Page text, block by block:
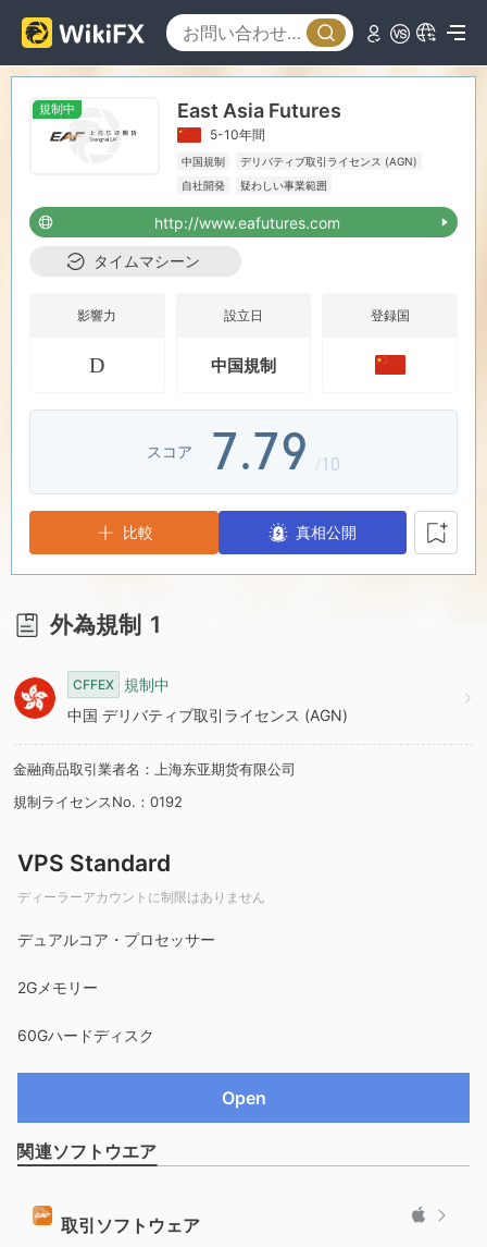
規制中 East Asia Futures
5-10年間
中国規制
デリバティブ取引ライセンス (AGN)
自社開発
疑わしい事業範囲
http://www.eafutures.com
タイムマシーン
影響力
D
設立日
中国規制
登録国
スコア
1
2
3
5
6
7
8
9
.
1
2
3
5
6
7
8
9
3
4
5
9 /10
比較 真相公開
外為規制 1
CFFEX
規制中
中国 デリバティブ取引ライセンス (AGN)
金融商品取引業者名：上海东亚期货有限公司
規制ライセンスNo.：0192
VPS Standard
ディーラーアカウントに制限はありません
デュアルコア・プロセッサー
2Gメモリー
60Gハードディスク
Open
関連ソフトウエア
取引ソフトウェア